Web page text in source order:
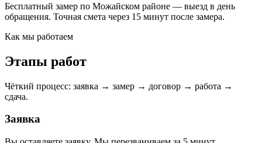
Бесплатный замер по Можайском районе — выезд в день
обращения. Точная смета через 15 минут после замера.
Как мы работаем
Этапы работ
Чёткий процесс: заявка → замер → договор → работа →
сдача.
Заявка